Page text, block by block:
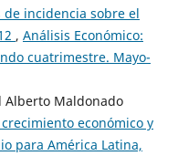
incidencia sobre el
, Análisis Económico:
cuatrimestre. Mayo-
Alberto Maldonado
económico y
para América Latina,